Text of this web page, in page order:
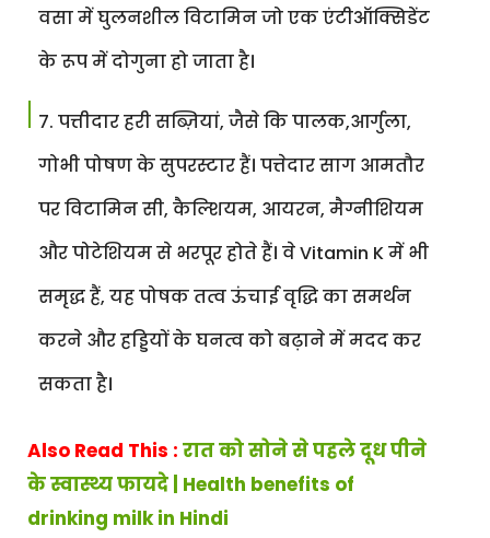
वसा में घुलनशील विटामिन जो एक एंटीऑक्सिडेंट
के रूप में दोगुना हो जाता है।
पत्तीदार हरी सब्ज़ियां, जैसे कि पालक,आर्गुला,
गोभी पोषण के सुपरस्टार हैं। पत्तेदार साग आमतौर
पर विटामिन सी, कैल्शियम, आयरन, मैग्नीशियम
और पोटेशियम से भरपूर होते हैं। वे Vitamin K में भी
समृद्ध हैं, यह पोषक तत्व ऊंचाई वृद्धि का समर्थन
करने और हड्डियों के घनत्व को बढ़ाने में मदद कर
सकता है।
Also Read This : रात को सोने से पहले दूध पीने
के स्वास्थ्य फायदे | Health benefits of
drinking milk in Hindi